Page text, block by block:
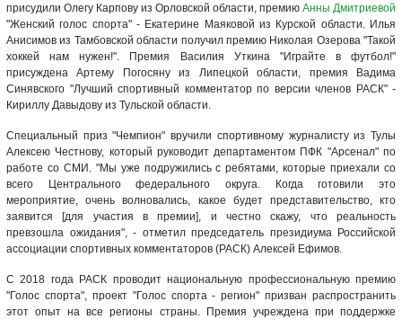
присудили Олегу Карпову из Орловской области, премию Анны Дмитриевой
"Женский голос спорта" - Екатерине Маяковой из Курской области. Илья
Анисимов из Тамбовской области получил премию Николая Озерова "Такой
хоккей нам нужен!". Премия Василия Уткина "Играйте в футбол!"
присуждена Артему Погосяну из Липецкой области, премия Вадима
Синявского "Лучший спортивный комментатор по версии членов РАСК" -
Кириллу Давыдову из Тульской области.
Специальный приз "Чемпион" вручили спортивному журналисту из Тулы
Алексею Честнову, который руководит департаментом ПФК "Арсенал" по
работе со СМИ. "Мы уже подружились с ребятами, которые приехали со
всего Центрального федерального округа. Когда готовили это
мероприятие, очень волновались, какое будет представительство, кто
заявится [для участия в премии], и честно скажу, что реальность
превзошла ожидания", - отметил председатель президиума Российской
ассоциации спортивных комментаторов (РАСК) Алексей Ефимов.
С 2018 года РАСК проводит национальную профессиональную премию
"Голос спорта", проект "Голос спорта - регион" призван распространить
этот опыт на все регионы страны. Премия учреждена при поддержке